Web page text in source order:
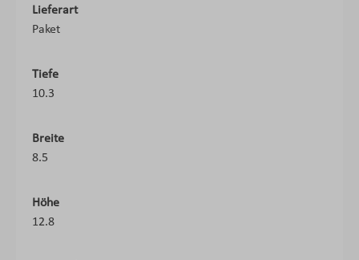
Lieferart
Paket
Tiefe
10.3
Breite
8.5
Höhe
12.8